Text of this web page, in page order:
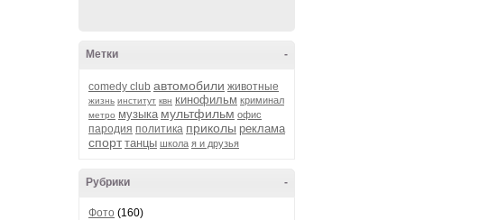
-
Метки
comedy club автомобили животные
жизнь институт квн кинофильм криминал
метро музыка мультфильм офис
пародия политика приколы реклама
спорт танцы школа я и друзья
-
Рубрики
Фото (160)